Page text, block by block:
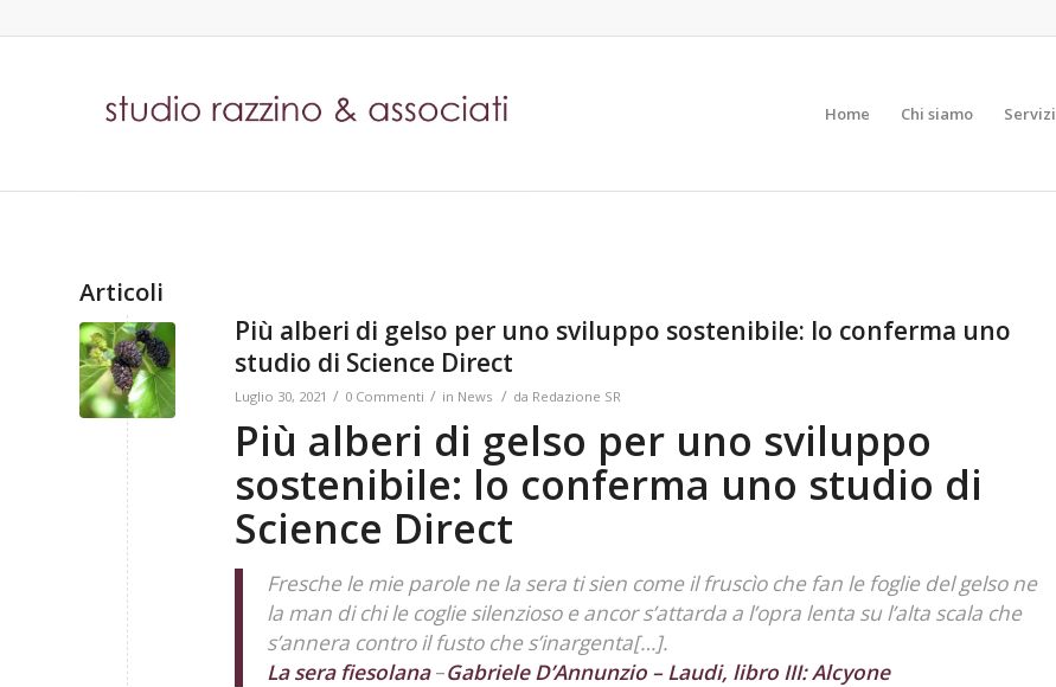
Home Chi siamo Servizi
Articoli
Più alberi di gelso per uno sviluppo sostenibile: lo conferma uno
studio di Science Direct
Luglio 30, 2021 / 0 Commenti / in News / da Redazione SR
Più alberi di gelso per uno sviluppo
sostenibile: lo conferma uno studio di
Science Direct
Fresche le mie parole ne la sera ti sien come il fruscìo che fan le foglie del gelso ne
la man di chi le cogliesilenzioso e ancor s’attarda a l’opra lenta su l’alta scala che
s’annera contro il fusto che s’inargenta[…].
La sera fiesolana–Gabriele D’Annunzio – Laudi, libro III: Alcyone